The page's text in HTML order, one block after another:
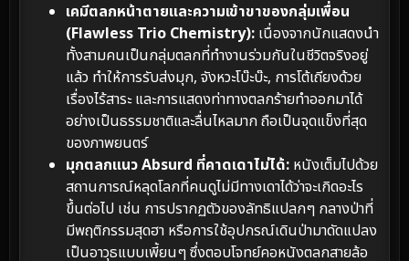
เคมีตลกหน้าตายและความเข้าขาของกลุ่มเพื่อน
(Flawless Trio Chemistry): เนื่องจากนักแสดงนำ
ทั้งสามคนเป็นกลุ่มตลกที่ทำงานร่วมกันในชีวิตจริงอยู่
แล้ว ทำให้การรับส่งมุก, จังหวะโบ๊ะบ๊ะ, การโต้เถียงด้วย
เรื่องไร้สาระ และการแสดงท่าทางตลกร้ายทำออกมาได้
อย่างเป็นธรรมชาติและลื่นไหลมาก ถือเป็นจุดแข็งที่สุด
ของภาพยนตร์
มุกตลกแนว Absurd ที่คาดเดาไม่ได้: หนังเต็มไปด้วย
สถานการณ์หลุดโลกที่คนดูไม่มีทางเดาได้ว่าจะเกิดอะไร
ขึ้นต่อไป เช่น การปรากฏตัวของลัทธิแปลกๆ กลางป่าที่
มีพฤติกรรมสุดฮา หรือการใช้อุปกรณ์เดินป่ามาดัดแปลง
เป็นอาวุธแบบเพี้ยนๆ ซึ่งตอบโจทย์คอหนังตลกสายล้อ